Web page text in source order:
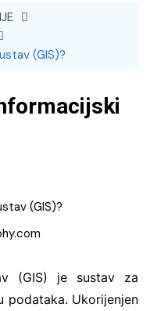
(GIS)?
(GIS) je sustav za
podataka. Ukorijenjen